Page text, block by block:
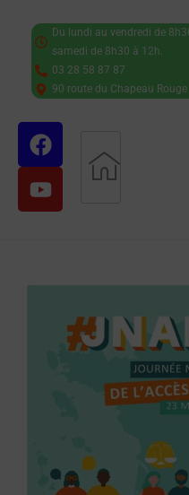
Du lundi au vendredi de
samedi de 8h30 à 12h.
03 28 58 87 87
90 route du Chapeau Rouge